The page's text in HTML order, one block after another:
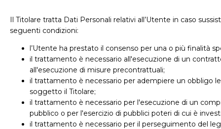
Il Titolare tratta Dati Personali relativi all’Utente in caso
seguenti condizioni:
l’Utente ha prestato il consenso per una o più finalità
il trattamento è necessario all'esecuzione di un
all'esecuzione di misure precontrattuali;
il trattamento è necessario per adempiere un obbligo
soggetto il Titolare;
il trattamento è necessario per l'esecuzione di un
pubblico o per l'esercizio di pubblici poteri di cui è
il trattamento è necessario per il perseguimento del